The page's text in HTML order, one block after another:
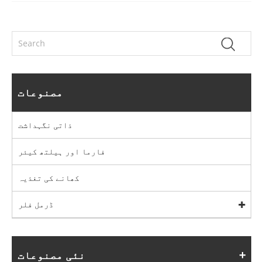
مصنوعات
ذاتی نگہداشت
فارما اور ہیلتھ کیئر
کھانے کی تغذیہ
ڈرمل فلر
نئی مصنوعات